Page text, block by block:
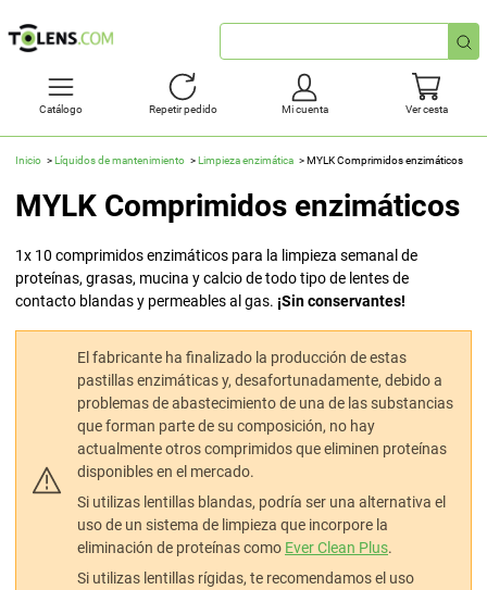
Búsqueda
rápida
Catálogo Repetir pedido Mi cuenta Ver cesta
Inicio Líquidos de mantenimiento Limpieza enzimática MYLK Comprimidos enzimáticos
MYLK Comprimidos enzimáticos
1x 10 comprimidos enzimáticos para la limpieza semanal de
proteínas, grasas, mucina y calcio de todo tipo de lentes de
contacto blandas y permeables al gas. ¡Sin conservantes!
El fabricante ha finalizado la producción de estas
pastillas enzimáticas y, desafortunadamente, debido a
problemas de abastecimiento de una de las substancias
que forman parte de su composición, no hay
actualmente otros comprimidos que eliminen proteínas
disponibles en el mercado.
Si utilizas lentillas blandas, podría ser una alternativa el
uso de un sistema de limpieza que incorpore la
eliminación de proteínas como Ever Clean Plus.
Si utilizas lentillas rígidas, te recomendamos el uso